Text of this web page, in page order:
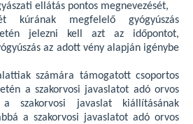
ellátás pontos megnevezését,
kúrának megfelelő gyógyúszás
jelezni kell azt az időpontot,
az adott vény alapján igénybe
számára támogatott csoportos
a szakorvosi javaslatot adó orvos
a szakorvosi javaslat kiállításának
a szakorvosi javaslatot adó orvos